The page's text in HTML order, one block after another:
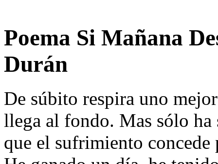
Poema Si Mañana
Durán
De súbito respira uno
llega al fondo. Mas sólo ha
que el sufrimiento concede